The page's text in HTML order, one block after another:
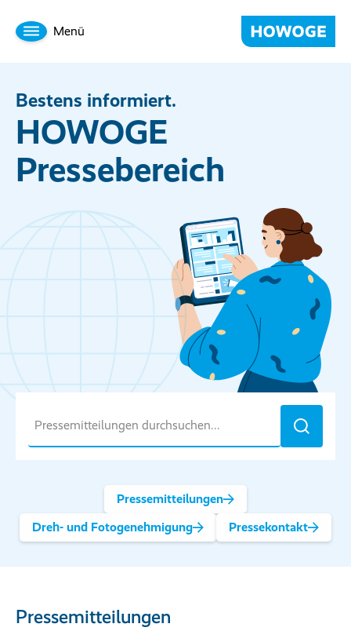
Menü
Bestens informiert.
HOWOGE
Pressebereich
Pressemitteilungen
Dreh- und Fotogenehmigung
Pressekontakt
Pressemitteilungen